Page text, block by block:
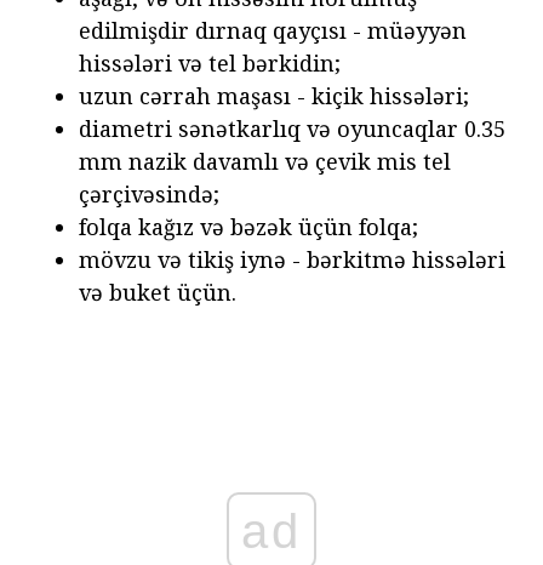
edilmişdir dırnaq qayçısı - müəyyən
hissələri və tel bərkidin;
uzun cərrah maşası - kiçik hissələri;
diametri sənətkarlıq və oyuncaqlar 0.35
mm nazik davamlı və çevik mis tel
çərçivəsində;
folqa kağız və bəzək üçün folqa;
mövzu və tikiş iynə - bərkitmə hissələri
və buket üçün.
ad